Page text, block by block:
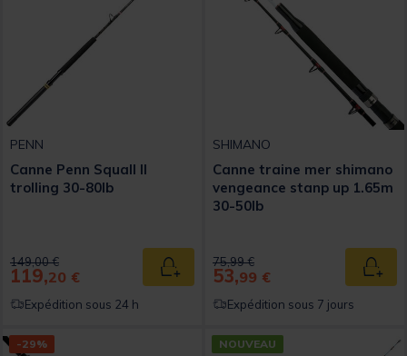
PENN
Canne Penn Squall II
trolling 30-80lb
Price reduced from
149,00 €to
119,20 € Ajouter au panier
Expédition sous 24 h
SHIMANO
Canne traine mer shimano
vengeance stanp up 1.65m
30-50lb
Price reduced from
75,99 €to
53,99 €
Expédition sous 7 jours
-29% NOUVEAU